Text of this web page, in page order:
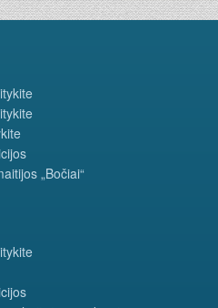
„Bočiai“